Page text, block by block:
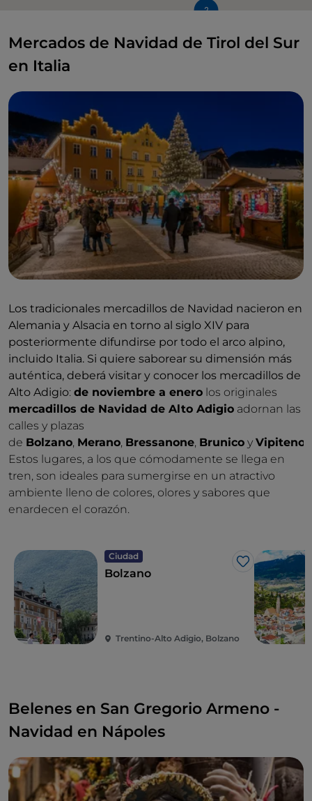
2
Mercados de Navidad de Tirol del Sur
en Italia
Los tradicionales mercadillos de Navidad nacieron en
Alemania y Alsacia en torno al siglo XIV para
posteriormente difundirse por todo el arco alpino,
incluido Italia. Si quiere saborear su dimensión más
auténtica, deberá visitar y conocer los mercadillos de
Alto Adigio: de noviembre a enero los originales
mercadillos de Navidad de Alto Adigio adornan las
calles y plazas
de Bolzano, Merano, Bressanone, Brunico y Vipiteno
Estos lugares, a los que cómodamente se llega en
tren, son ideales para sumergirse en un atractivo
ambiente lleno de colores, olores y sabores que
enardecen el corazón.
Ciudad
Me gusta
Bolzano
Trentino-Alto Adigio, Bolzano
Belenes en San Gregorio Armeno -
Navidad en Nápoles